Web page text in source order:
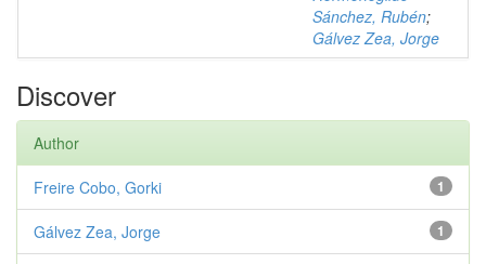
Sánchez, Rubén;
Gálvez Zea, Jorge
Discover
Author
1
Freire Cobo, Gorki
1
Gálvez Zea, Jorge